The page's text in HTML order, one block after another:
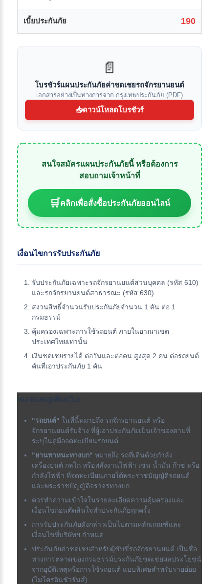
เบี้ยประกันภัย 190
📄
โบรชัวร์แผนประกันภัยค่าชดเชยรถจักรยานยนต์
เอกสารอย่างเป็นทางการจาก กรุงเทพประกันภัย (PDF)
📥ดาวน์โหลดโบรชัวร์
สนใจสมัครแผนประกันภัยนี้ หรือต้องการ
สอบถามเจ้าหน้าที่
🛒คลิกเพื่อสั่งซื้อประกันภัยออนไลน์
เงื่อนไขการรับประกันภัย
รับประกันภัยเฉพาะรถจักรยานยนต์ส่วนบุคคล (รหัส 610)
และรถจักรยานยนต์สาธารณะ (รหัส 630)
สงวนสิทธิ์จำนวนรับประกันภัยจำนวน 1 คัน ต่อ 1
กรมธรรม์
คุ้มครองเฉพาะการใช้รถยนต์ ภายในอาณาเขต
ประเทศไทยเท่านั้น
เงินชดเชยรายได้ ต่อวันและต่อคน สูงสุด 2 คน ต่อรถยนต์
คันที่เอาประกันภัย 1 คัน
"รถยนต์" ในที่นี้หมายถึง รถจักรยานยนต์ หรือ
จักรยานยนต์รับจ้าง ที่ผู้เอาประกันภัยเป็นเจ้าของตามที่
ระบุในคู่มือจดทะเบียนรถยนต์
"ยานพาหนะทางบก" หมายถึง รถที่เดินด้วยกำลัง
เครื่องยนต์ กลไก หรือพลังงานไฟฟ้า เช่น น้ำมัน ก๊าซ หรือ
กำลังไฟฟ้า ที่จดทะเบียนภายใต้พระราชบัญญัติรถยนต์
และพระราชบัญญัติจราจรทางบก
ควรทำความเข้าใจในรายละเอียดความคุ้มครองและ
เงื่อนไขก่อนตัดสินใจทำประกันภัยทุกครั้ง
การรับประกันภัยดังกล่าวเป็นไปตามหลักเกณฑ์และ
เงื่อนไขที่บริษัทฯ กำหนด
ประกันภัยค่าชดเชยสำหรับผู้ขับขี่รถจักรยานยนต์ เป็นชื่อ
ทางการตลาดของกรมธรรม์ประกันภัยชดเชยผลประโยชน์
จากอุบัติเหตุหรือการใช้รถยนต์ แบบพิเศษสำหรับรายย่อย
(ไมโครอินชัวรันส์)